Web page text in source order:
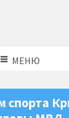
МЕНЮ
спорта